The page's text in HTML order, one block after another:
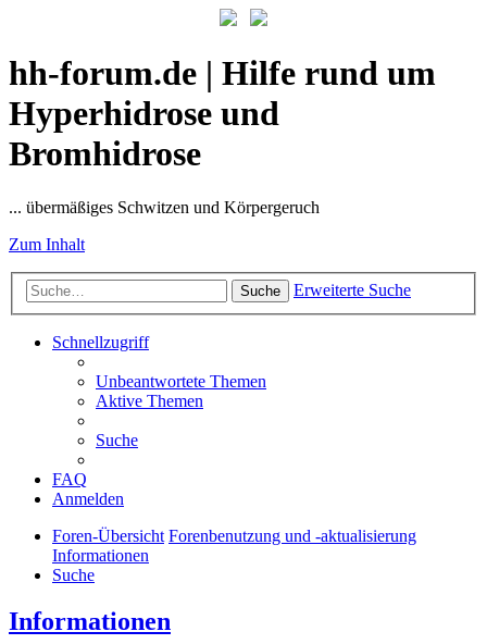
hh-forum.de | Hilfe rund um
Hyperhidrose und
Bromhidrose
... übermäßiges Schwitzen und Körpergeruch
Zum Inhalt
Suche Erweiterte Suche
Schnellzugriff
Unbeantwortete Themen
Aktive Themen
Suche
FAQ
Anmelden
Foren-Übersicht Forenbenutzung und -aktualisierung
Informationen
Suche
Informationen